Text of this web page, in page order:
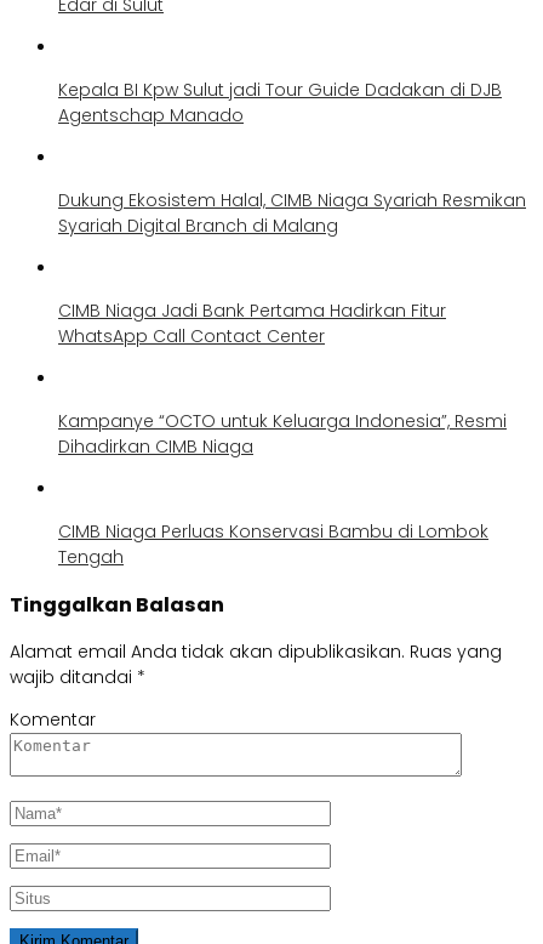
Kepala BI Kpw Sulut jadi Tour Guide Dadakan di DJB
Agentschap Manado
Dukung Ekosistem Halal, CIMB Niaga Syariah Resmikan
Syariah Digital Branch di Malang
CIMB Niaga Jadi Bank Pertama Hadirkan Fitur
WhatsApp Call Contact Center
Kampanye “OCTO untuk Keluarga Indonesia”, Resmi
Dihadirkan CIMB Niaga
CIMB Niaga Perluas Konservasi Bambu di Lombok
Tengah
Tinggalkan Balasan
Alamat email Anda tidak akan dipublikasikan. Ruas yang
wajib ditandai *
Komentar